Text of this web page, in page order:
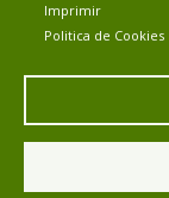
Imprimir
Politica de Cookies